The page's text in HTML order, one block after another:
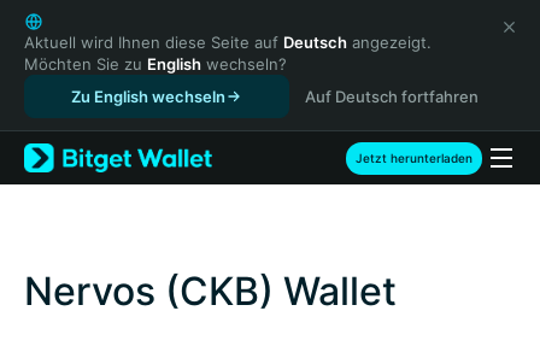
English
日本語
Tiếng Việt
Русский
Español (Latinoamérica)
Türkçe
Italiano
简体中文
繁體中文
Aktuell wird Ihnen diese Seite auf Deutsch angezeigt.
Möchten Sie zu English wechseln?
Zu English wechseln
Auf Deutsch fortfahren
Jetzt herunterladen
Nervos (CKB) Wallet